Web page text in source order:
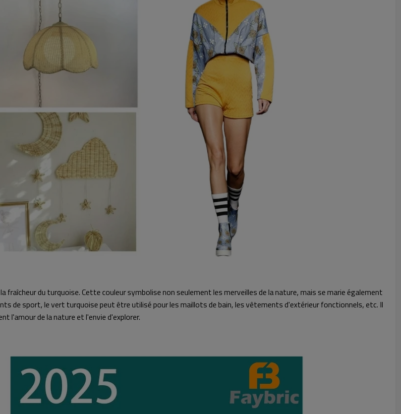
du turquoise. Cette couleur symbolise non seulement les merveilles de la nature, mais se marie également
de sport, le vert turquoise peut être utilisé pour les maillots de bain, les vêtements d'extérieur fonctionnels, etc. Il
l'amour de la nature et l'envie d'explorer.